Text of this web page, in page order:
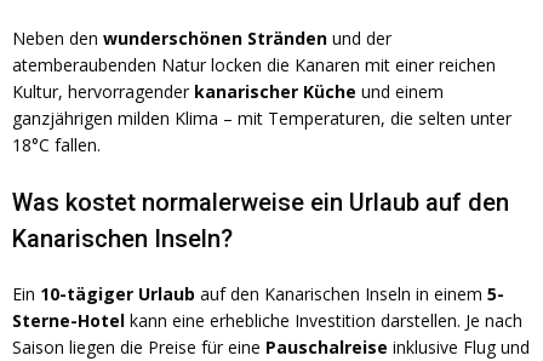
Neben den wunderschönen Stränden und der
atemberaubenden Natur locken die Kanaren mit einer reichen
Kultur, hervorragender kanarischer Küche und einem
ganzjährigen milden Klima – mit Temperaturen, die selten unter
18°C fallen.
Was kostet normalerweise ein Urlaub auf den
Kanarischen Inseln?
Ein 10-tägiger Urlaub auf den Kanarischen Inseln in einem 5-
Sterne-Hotel kann eine erhebliche Investition darstellen. Je nach
Saison liegen die Preise für eine Pauschalreise inklusive Flug und